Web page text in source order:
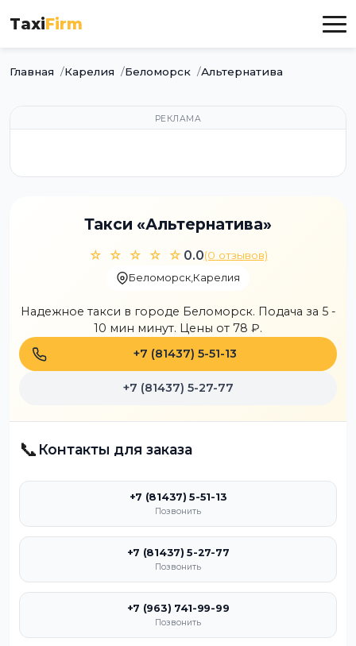
TaxiFirm
Главная Карелия Беломорск Альтернатива
РЕКЛАМА
Такси «Альтернатива»
☆ ☆ ☆ ☆ ☆ 0.0(0 отзывов)
Беломорск,Карелия
Надежное такси в городе Беломорск. Подача за 5 -
10 мин минут. Цены от 78 ₽.
+7 (81437) 5-51-13
+7 (81437) 5-27-77
📞 Контакты для заказа
+7 (81437) 5-51-13
Позвонить
+7 (81437) 5-27-77
Позвонить
+7 (963) 741-99-99
Позвонить